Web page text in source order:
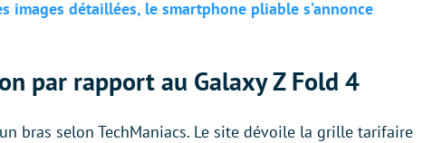
images détaillées, le smartphone pliable s’annonce
par rapport au Galaxy Z Fold 4
bras selon TechManiacs. Le site dévoile la grille tarifaire